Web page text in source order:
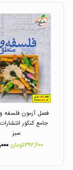
فصل آزمون فلسفه
جامع کنکور
سبز
۳۹۳,۶۰۰تومان